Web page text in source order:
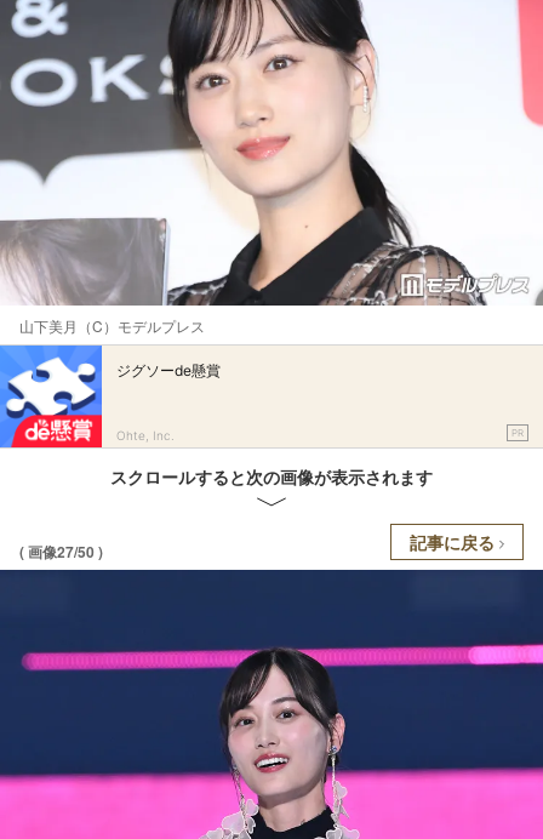
山下美月（C）モデルプレス
ジグソーde懸賞
Ohte, Inc. PR
スクロールすると次の画像が表示されます
( 画像27/50 ) 記事に戻る